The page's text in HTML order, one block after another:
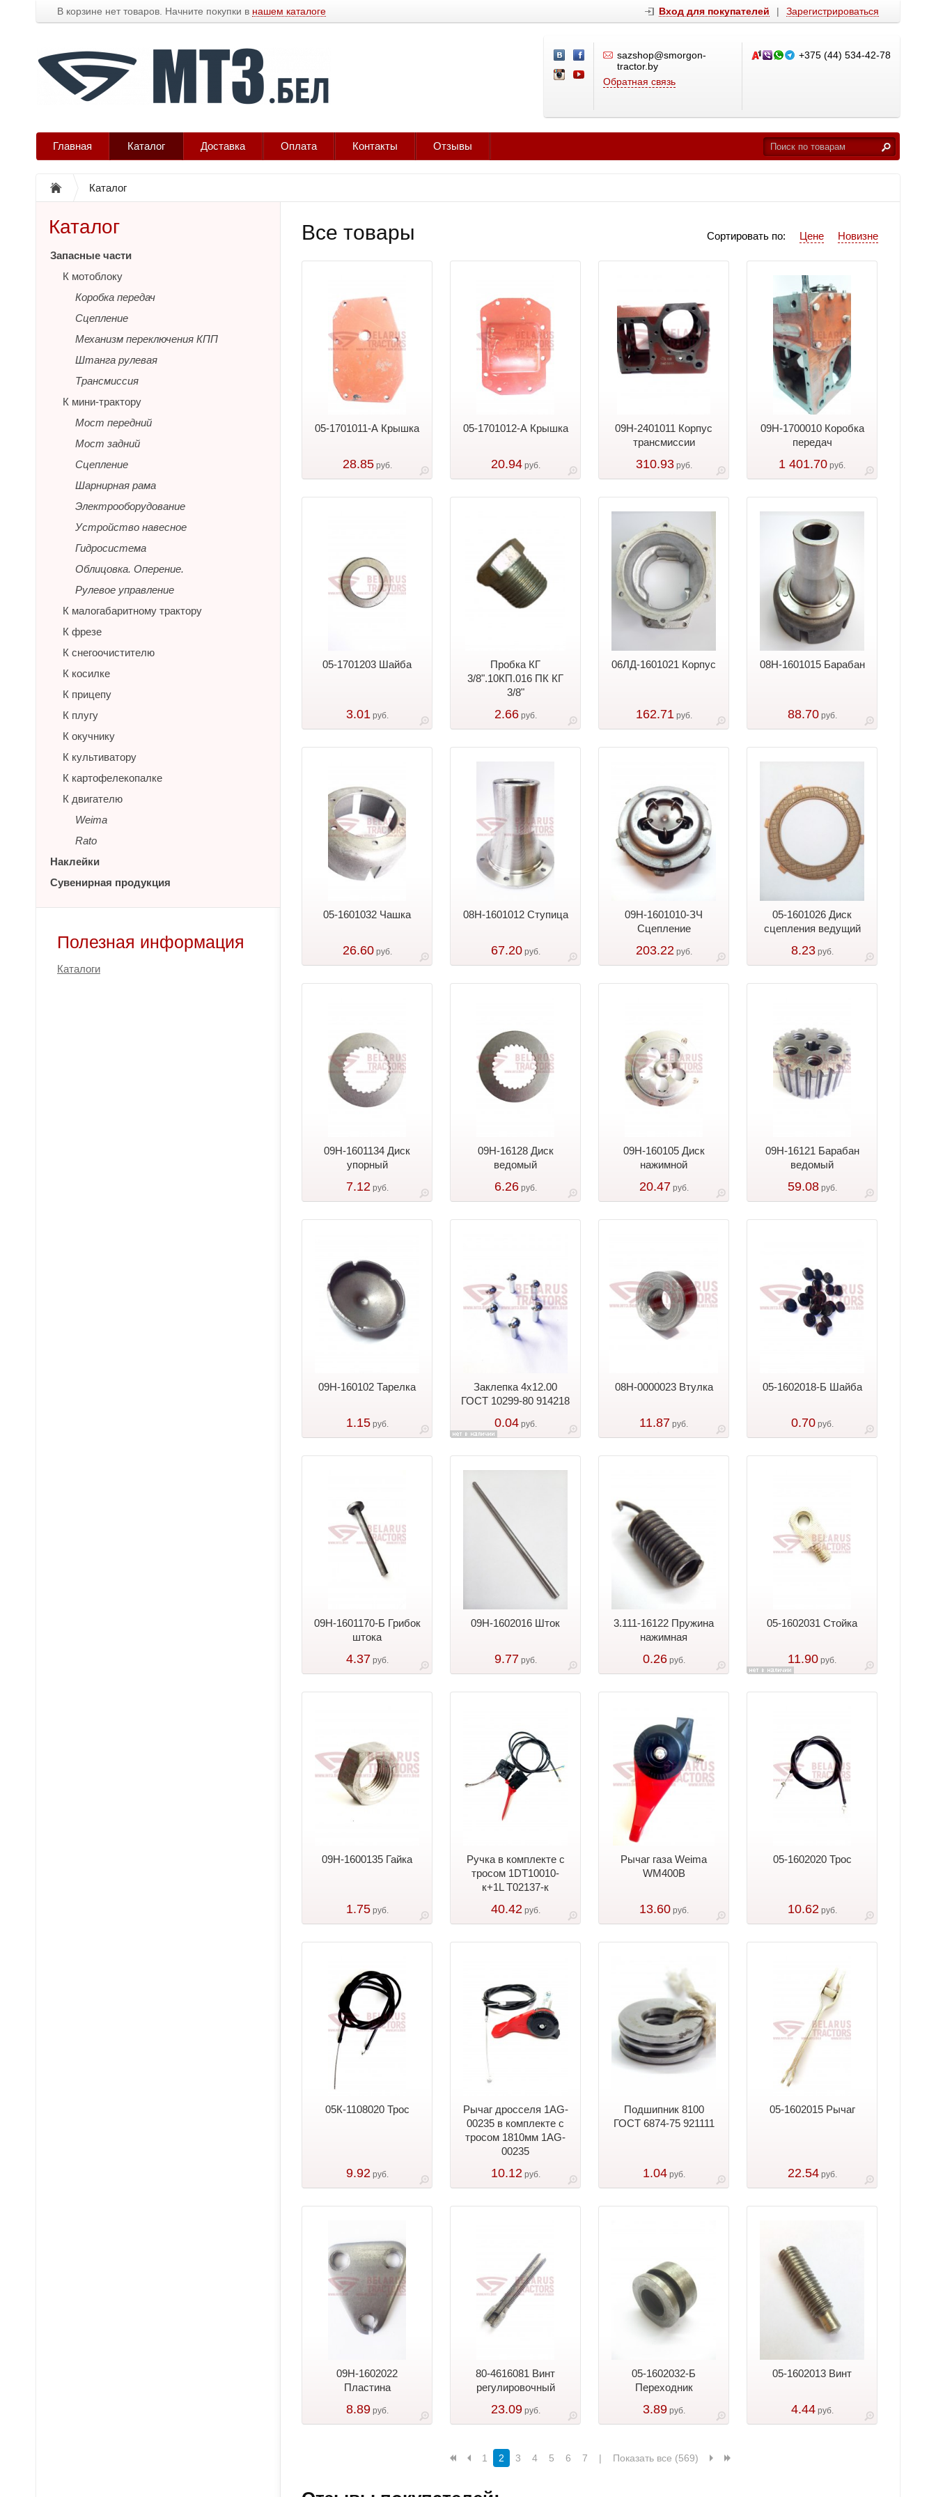
В корзине нет товаров. Начните покупки в нашем каталоге Вход для покупателей | Зарегистрироваться
sazshop@smorgon-
tractor.by
Обратная связь
+375 (44) 534-42-78
Главная Каталог Доставка Оплата Контакты Отзывы
Каталог
Все товары Новизне
Цене
Сортировать по:
05-1701011-А Крышка
28.85руб.
05-1701012-А Крышка
20.94руб.
09Н-2401011 Корпус
трансмиссии
310.93руб.
09Н-1700010 Коробка
передач
1 401.70 руб.
05-1701203 Шайба
3.01руб.
Пробка КГ
3/8".10КП.016 ПК КГ
3/8"
2.66руб.
06ЛД-1601021 Корпус
162.71руб.
08Н-1601015 Барабан
88.70руб.
05-1601032 Чашка
26.60руб.
08Н-1601012 Ступица
67.20руб.
09Н-1601010-ЗЧ
Сцепление
203.22руб.
05-1601026 Диск
сцепления ведущий
8.23руб.
09Н-1601134 Диск
упорный
7.12руб.
09Н-16128 Диск
ведомый
6.26руб.
09Н-160105 Диск
нажимной
20.47 руб.
09Н-16121 Барабан
ведомый
59.08руб.
09Н-160102 Тарелка
1.15руб.
Заклепка 4х12.00
ГОСТ 10299-80 914218
0.04руб.
08Н-0000023 Втулка
11.87 руб.
05-1602018-Б Шайба
0.70руб.
09Н-1601170-Б Грибок
штока
4.37 руб.
09Н-1602016 Шток
9.77 руб.
3.111-16122 Пружина
нажимная
0.26руб.
05-1602031 Стойка
11.90 руб.
09Н-1600135 Гайка
1.75руб.
Ручка в комплекте с
тросом 1DT10010-
к+1L Т02137-к
40.42руб.
Рычаг газа Weima
WM400B
13.60руб.
05-1602020 Трос
10.62руб.
05К-1108020 Трос
9.92руб.
Рычаг дросселя 1AG-
00235 в комплекте с
тросом 1810мм 1AG-
00235
10.12руб.
Подшипник 8100
ГОСТ 6874-75 921111
1.04руб.
05-1602015 Рычаг
22.54руб.
09Н-1602022
Пластина
8.89руб.
80-4616081 Винт
регулировочный
23.09руб.
05-1602032-Б
Переходник
3.89руб.
05-1602013 Винт
4.44руб.
1 2 3 4 5 6 7 | Показать все (569)
Каталог
Запасные части
К мотоблоку
Коробка передач
Сцепление
Механизм переключения КПП
Штанга рулевая
Трансмиссия
К мини-трактору
Мост передний
Мост задний
Сцепление
Шарнирная рама
Электрооборудование
Устройство навесное
Гидросистема
Облицовка. Оперение.
Рулевое управление
К малогабаритному трактору
К фрезе
К снегоочистителю
К косилке
К прицепу
К плугу
К окучнику
К культиватору
К картофелекопалке
К двигателю
Weima
Rato
Наклейки
Сувенирная продукция
Полезная информация
Каталоги